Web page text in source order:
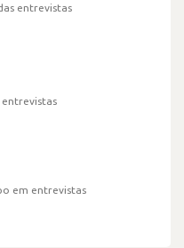
entrevistas
entrevistas
em entrevistas